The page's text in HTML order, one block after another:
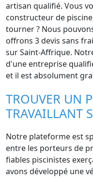
artisan qualifié. Vous
constructeur de
tourner ? Nous
offrons 3 devis sans
sur Saint-Affrique.
d'une entreprise
et il est absolument
TROUVER UN
TRAVAILLANT
Notre plateforme est
entre les porteurs de
fiables piscinistes
avons développé une